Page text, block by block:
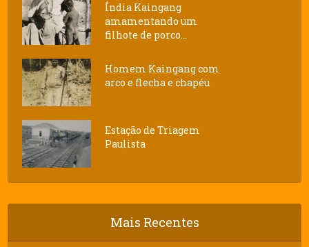
Índia Kaingang
amamentando um
filhote de porco...
Homem Kaingang com
arco e flecha e chapéu
Estação de Triagem
Paulista
Mais Recentes